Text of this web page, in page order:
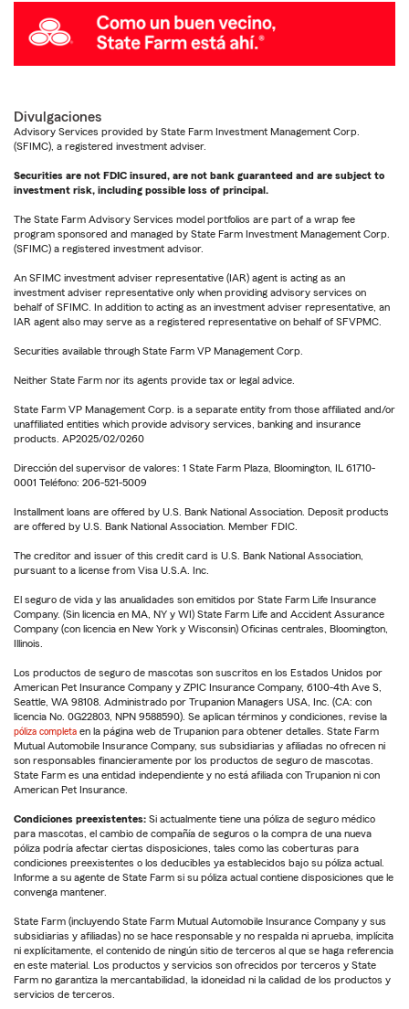
Divulgaciones
Advisory Services provided by State Farm Investment Management Corp.
(SFIMC), a registered investment adviser.
Securities are not FDIC insured, are not bank guaranteed and are subject to
investment risk, including possible loss of principal.
The State Farm Advisory Services model portfolios are part of a wrap fee
program sponsored and managed by State Farm Investment Management Corp.
(SFIMC) a registered investment advisor.
An SFIMC investment adviser representative (IAR) agent is acting as an
investment adviser representative only when providing advisory services on
behalf of SFIMC. In addition to acting as an investment adviser representative, an
IAR agent also may serve as a registered representative on behalf of SFVPMC.
Securities available through State Farm VP Management Corp.
Neither State Farm nor its agents provide tax or legal advice.
State Farm VP Management Corp. is a separate entity from those affiliated and/or
unaffiliated entities which provide advisory services, banking and insurance
products. AP2025/02/0260
Dirección del supervisor de valores: 1 State Farm Plaza, Bloomington, IL 61710-
0001 Teléfono: 206-521-5009
Installment loans are offered by U.S. Bank National Association. Deposit products
are offered by U.S. Bank National Association. Member FDIC.
The creditor and issuer of this credit card is U.S. Bank National Association,
pursuant to a license from Visa U.S.A. Inc.
El seguro de vida y las anualidades son emitidos por State Farm Life Insurance
Company. (Sin licencia en MA, NY y WI) State Farm Life and Accident Assurance
Company (con licencia en New York y Wisconsin) Oficinas centrales, Bloomington,
Illinois.
Los productos de seguro de mascotas son suscritos en los Estados Unidos por
American Pet Insurance Company y ZPIC Insurance Company, 6100-4th Ave S,
Seattle, WA 98108. Administrado por Trupanion Managers USA, Inc. (CA: con
licencia No. 0G22803, NPN 9588590). Se aplican términos y condiciones, revise la
póliza completa en la página web de Trupanion para obtener detalles. State Farm
Mutual Automobile Insurance Company, sus subsidiarias y afiliadas no ofrecen ni
son responsables financieramente por los productos de seguro de mascotas.
State Farm es una entidad independiente y no está afiliada con Trupanion ni con
American Pet Insurance.
Condiciones preexistentes: Si actualmente tiene una póliza de seguro médico
para mascotas, el cambio de compañía de seguros o la compra de una nueva
póliza podría afectar ciertas disposiciones, tales como las coberturas para
condiciones preexistentes o los deducibles ya establecidos bajo su póliza actual.
Informe a su agente de State Farm si su póliza actual contiene disposiciones que le
convenga mantener.
State Farm (incluyendo State Farm Mutual Automobile Insurance Company y sus
subsidiarias y afiliadas) no se hace responsable y no respalda ni aprueba, implícita
ni explícitamente, el contenido de ningún sitio de terceros al que se haga referencia
en este material. Los productos y servicios son ofrecidos por terceros y State
Farm no garantiza la mercantabilidad, la idoneidad ni la calidad de los productos y
servicios de terceros.